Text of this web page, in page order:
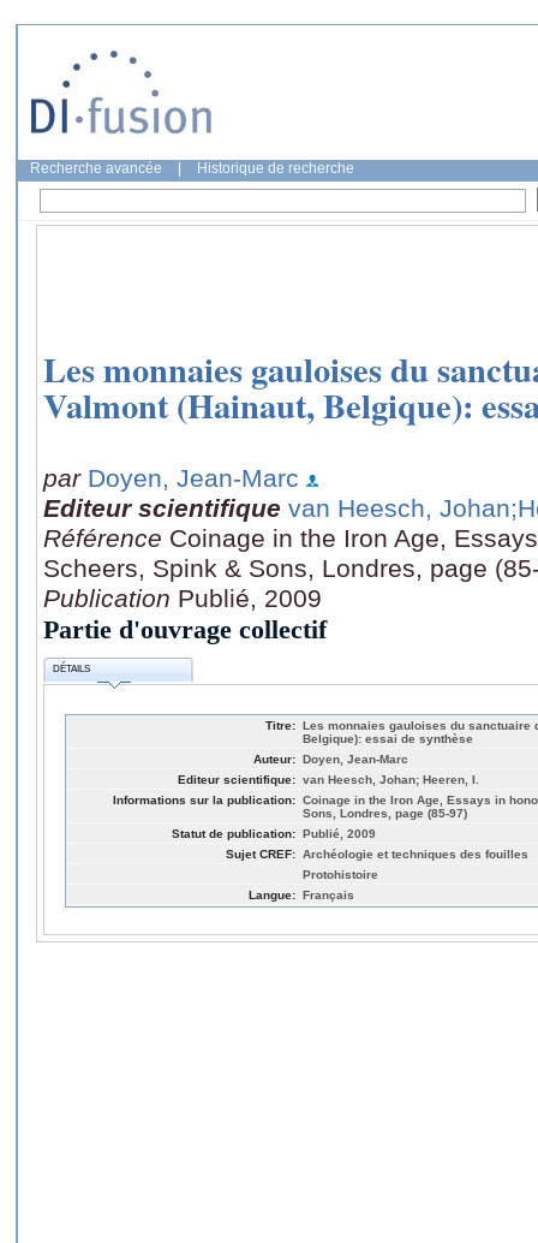
Recherche avancée Historique de recherche
Les monnaies gauloises du
Valmont (Hainaut, Belgique):
par Doyen, Jean-Marc
Editeur scientifique van Heesch, Johan
Référence Coinage in the Iron Age,
Scheers, Spink & Sons, Londres, page
Publication Publié, 2009
Partie d'ouvrage collectif
DÉTAILS
Titre: Les monnaies gauloises du sanctuaire
Belgique): essai de synthèse
Auteur: Doyen, Jean-Marc
Editeur scientifique: van Heesch, Johan; Heeren, I.
Informations sur la publication: Coinage in the Iron Age, Essays in
Sons, Londres, page (85-97)
Statut de publication: Publié, 2009
Sujet CREF: Archéologie et techniques des fouilles
Protohistoire
Langue: Français